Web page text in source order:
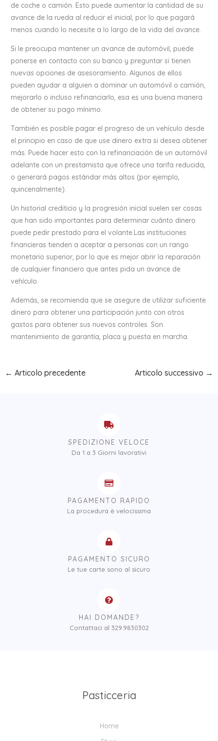
de coche o camión. Esto puede aumentar la cantidad de su
avance de la rueda al reducir el inicial, por lo que pagará
menos cuando lo necesite a lo largo de la vida del avance.
Si le preocupa mantener un avance de automóvil, puede
ponerse en contacto con su banco y preguntar si tienen
nuevas opciones de asesoramiento. Algunos de ellos
pueden ayudar a alguien a dominar un automóvil o camión,
mejorarlo o incluso refinanciarlo, esa es una buena manera
de obtener su pago mínimo.
También es posible pagar el progreso de un vehículo desde
el principio en caso de que use dinero extra si desea obtener
más. Puede hacer esto con la refinanciación de un automóvil
adelante con un prestamista que ofrece una tarifa reducida,
o generará pagos estándar más altos (por ejemplo,
quincenalmente).
Un historial crediticio y la progresión inicial suelen ser cosas
que han sido importantes para determinar cuánto dinero
puede pedir prestado para el volante.Las instituciones
financieras tienden a aceptar a personas con un rango
monetario superior, por lo que es mejor abrir la reparación
de cualquier financiero que antes pida un avance de
vehículo.
Además, se recomienda que se asegure de utilizar suficiente
dinero para obtener una participación junto con otros
gastos para obtener sus nuevos controles. Son
mantenimiento de garantía, placa y puesta en marcha.
← Articolo precedente Articolo successivo →
SPEDIZIONE VELOCE
Da 1 a 3 Giorni lavorativi
PAGAMENTO RAPIDO
La procedura è velocissima
PAGAMENTO SICURO
Le tue carte sono al sicuro
HAI DOMANDE?
Contattaci al 329.9830302
Pasticceria
Home